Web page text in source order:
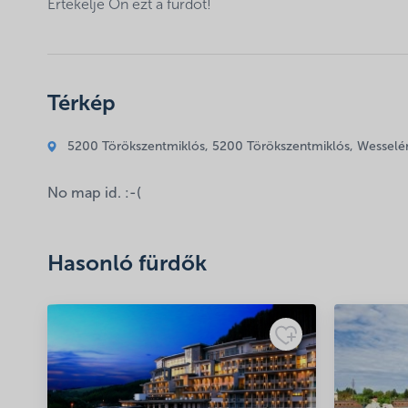
Értékelje Ön ezt a fürdőt!
Név*
Térkép
5200 Törökszentmiklós, 5200 Törökszentmiklós,
No map id. :-(
Hasonló fürdők